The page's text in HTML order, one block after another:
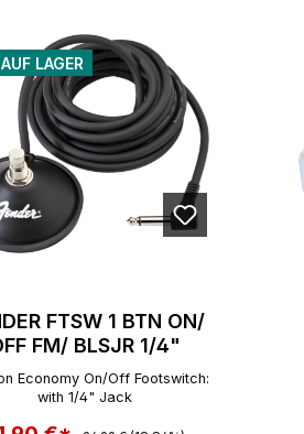
LAGER
FTSW 1 BTN ON/
FM/ BLSJR 1/4"
Economy On/Off Footswitch:
with 1/4" Jack
Regulärer Preis: